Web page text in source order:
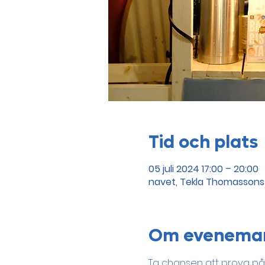
Tid och plats
05 juli 2024 17:00 – 20:00
navet, Tekla Thomassons
Om